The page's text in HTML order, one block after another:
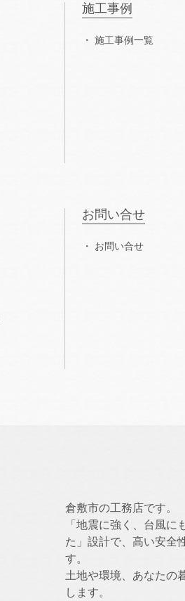
施工事例
施工事例一覧
お問い合せ
お問い合せ
倉敷市の工務店です。
「地震に強く、台風
た」設計で、高い安全
す。
土地や環境、あなたの
します。